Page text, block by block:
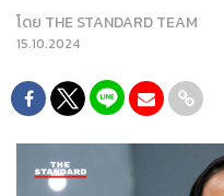
โดย THE STANDARD TEAM
15.10.2024